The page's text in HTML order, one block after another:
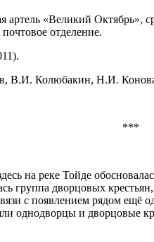
артель «Великий Октябрь»,
отделение.
В.И. Колюбакин, Н.И.
***
на реке Тойде
группа дворцовых
с появлением рядом ещё
однодворцы и дворцовые